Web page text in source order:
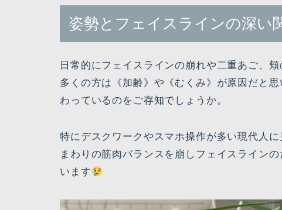
姿勢とフェイスラインの深い
日常的にフェイスラインの崩れや二重あご、
多くの方は《加齢》や《むくみ》が原因だと
わっているのをご存知でしょうか。
特にデスクワークやスマホ操作が多い現代人に
まわりの筋肉バランスを崩しフェイスライン
います